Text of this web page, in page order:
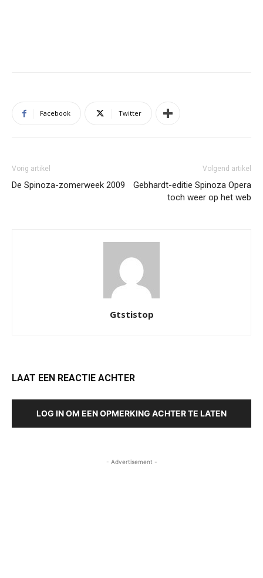
Facebook Twitter
Vorig artikel
De Spinoza-zomerweek 2009
Volgend artikel
Gebhardt-editie Spinoza Opera
toch weer op het web
Gtstistop
LAAT EEN REACTIE ACHTER
LOG IN OM EEN OPMERKING ACHTER TE LATEN
- Advertisement -